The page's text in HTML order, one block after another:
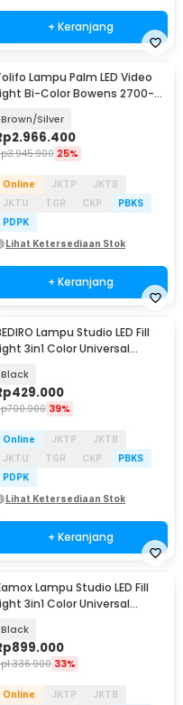
+ Keranjang
Lampu Palm LED Video
Bi-Color Bowens 2700-
Brown/Silver
2.966.400
3.945.900 25%
Online JKTP
JKTB
JKTU
TGR CKP
PBKS
PDPK
Lihat Ketersediaan Stok
+ Keranjang
Lampu Studio LED Fill
3in1 Color Universal
Black
429.000
700.900 39%
Online JKTP
JKTB
JKTU
TGR CKP
PBKS
PDPK
Lihat Ketersediaan Stok
+ Keranjang
Lampu Studio LED Fill
3in1 Color Universal
Black
899.000
1.336.900 33%
Online JKTP
JKTB